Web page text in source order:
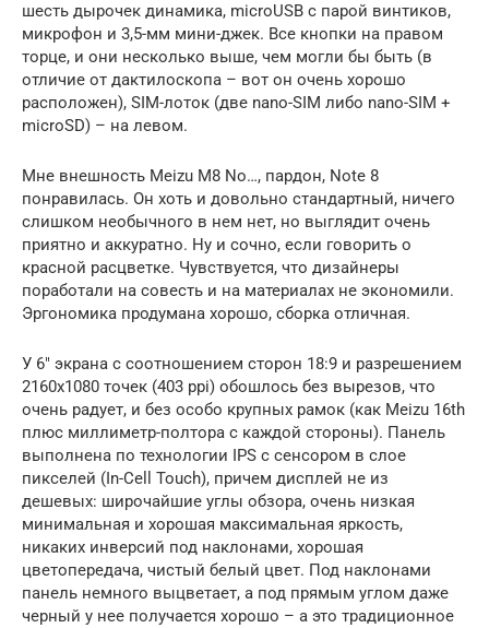
шесть дырочек динамика, microUSB с парой винтиков,
микрофон и 3,5-мм мини-джек. Все кнопки на правом
торце, и они несколько выше, чем могли бы быть (в
отличие от дактилоскопа – вот он очень хорошо
расположен), SIM-лоток (две nano-SIM либо nano-SIM +
microSD) – на левом.
Мне внешность Meizu M8 No…, пардон, Note 8
понравилась. Он хоть и довольно стандартный, ничего
слишком необычного в нем нет, но выглядит очень
приятно и аккуратно. Ну и сочно, если говорить о
красной расцветке. Чувствуется, что дизайнеры
поработали на совесть и на материалах не экономили.
Эргономика продумана хорошо, сборка отличная.
У 6″ экрана с соотношением сторон 18:9 и разрешением
2160х1080 точек (403 ppi) обошлось без вырезов, что
очень радует, и без особо крупных рамок (как Meizu 16th
плюс миллиметр-полтора с каждой стороны). Панель
выполнена по технологии IPS с сенсором в слое
пикселей (In-Cell Touch), причем дисплей не из
дешевых: широчайшие углы обзора, очень низкая
минимальная и хорошая максимальная яркость,
никаких инверсий под наклонами, хорошая
цветопередача, чистый белый цвет. Под наклонами
панель немного выцветает, а под прямым углом даже
черный у нее получается хорошо – а это традиционное